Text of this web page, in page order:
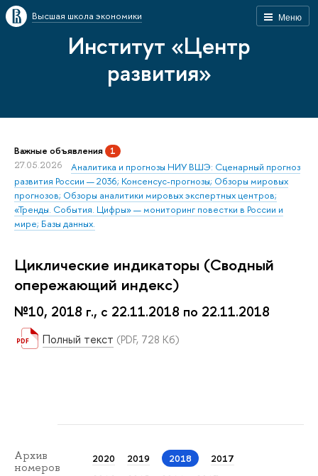
Меню
Высшая школа экономики
Институт «Центр
развития»
Важные объявления 1
27.05.2026
Аналитика и прогнозы НИУ ВШЭ: Сценарный прогноз
развития России — 2036; Консенсус-прогнозы; Обзоры мировых
прогнозов; Обзоры аналитики мировых экспертных центров;
«Тренды. События. Цифры» — мониторинг повестки в России и
мире; Базы данных.
Циклические индикаторы (Сводный
опережающий индекс)
№10, 2018 г., с 22.11.2018 по 22.11.2018
Полный текст (PDF, 728 Кб)
Архив
номеров
2020 2019 2018
2017